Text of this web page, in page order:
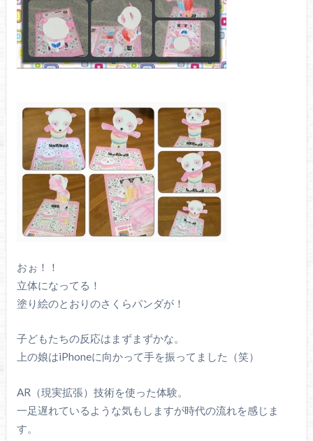
おぉ！！
立体になってる！
塗り絵のとおりのさくらパンダが！
子どもたちの反応はまずまずかな。
上の娘はiPhoneに向かって手を振ってました（笑）
AR（現実拡張）技術を使った体験。
一足遅れているような気もしますが時代の流れを感じま
す。